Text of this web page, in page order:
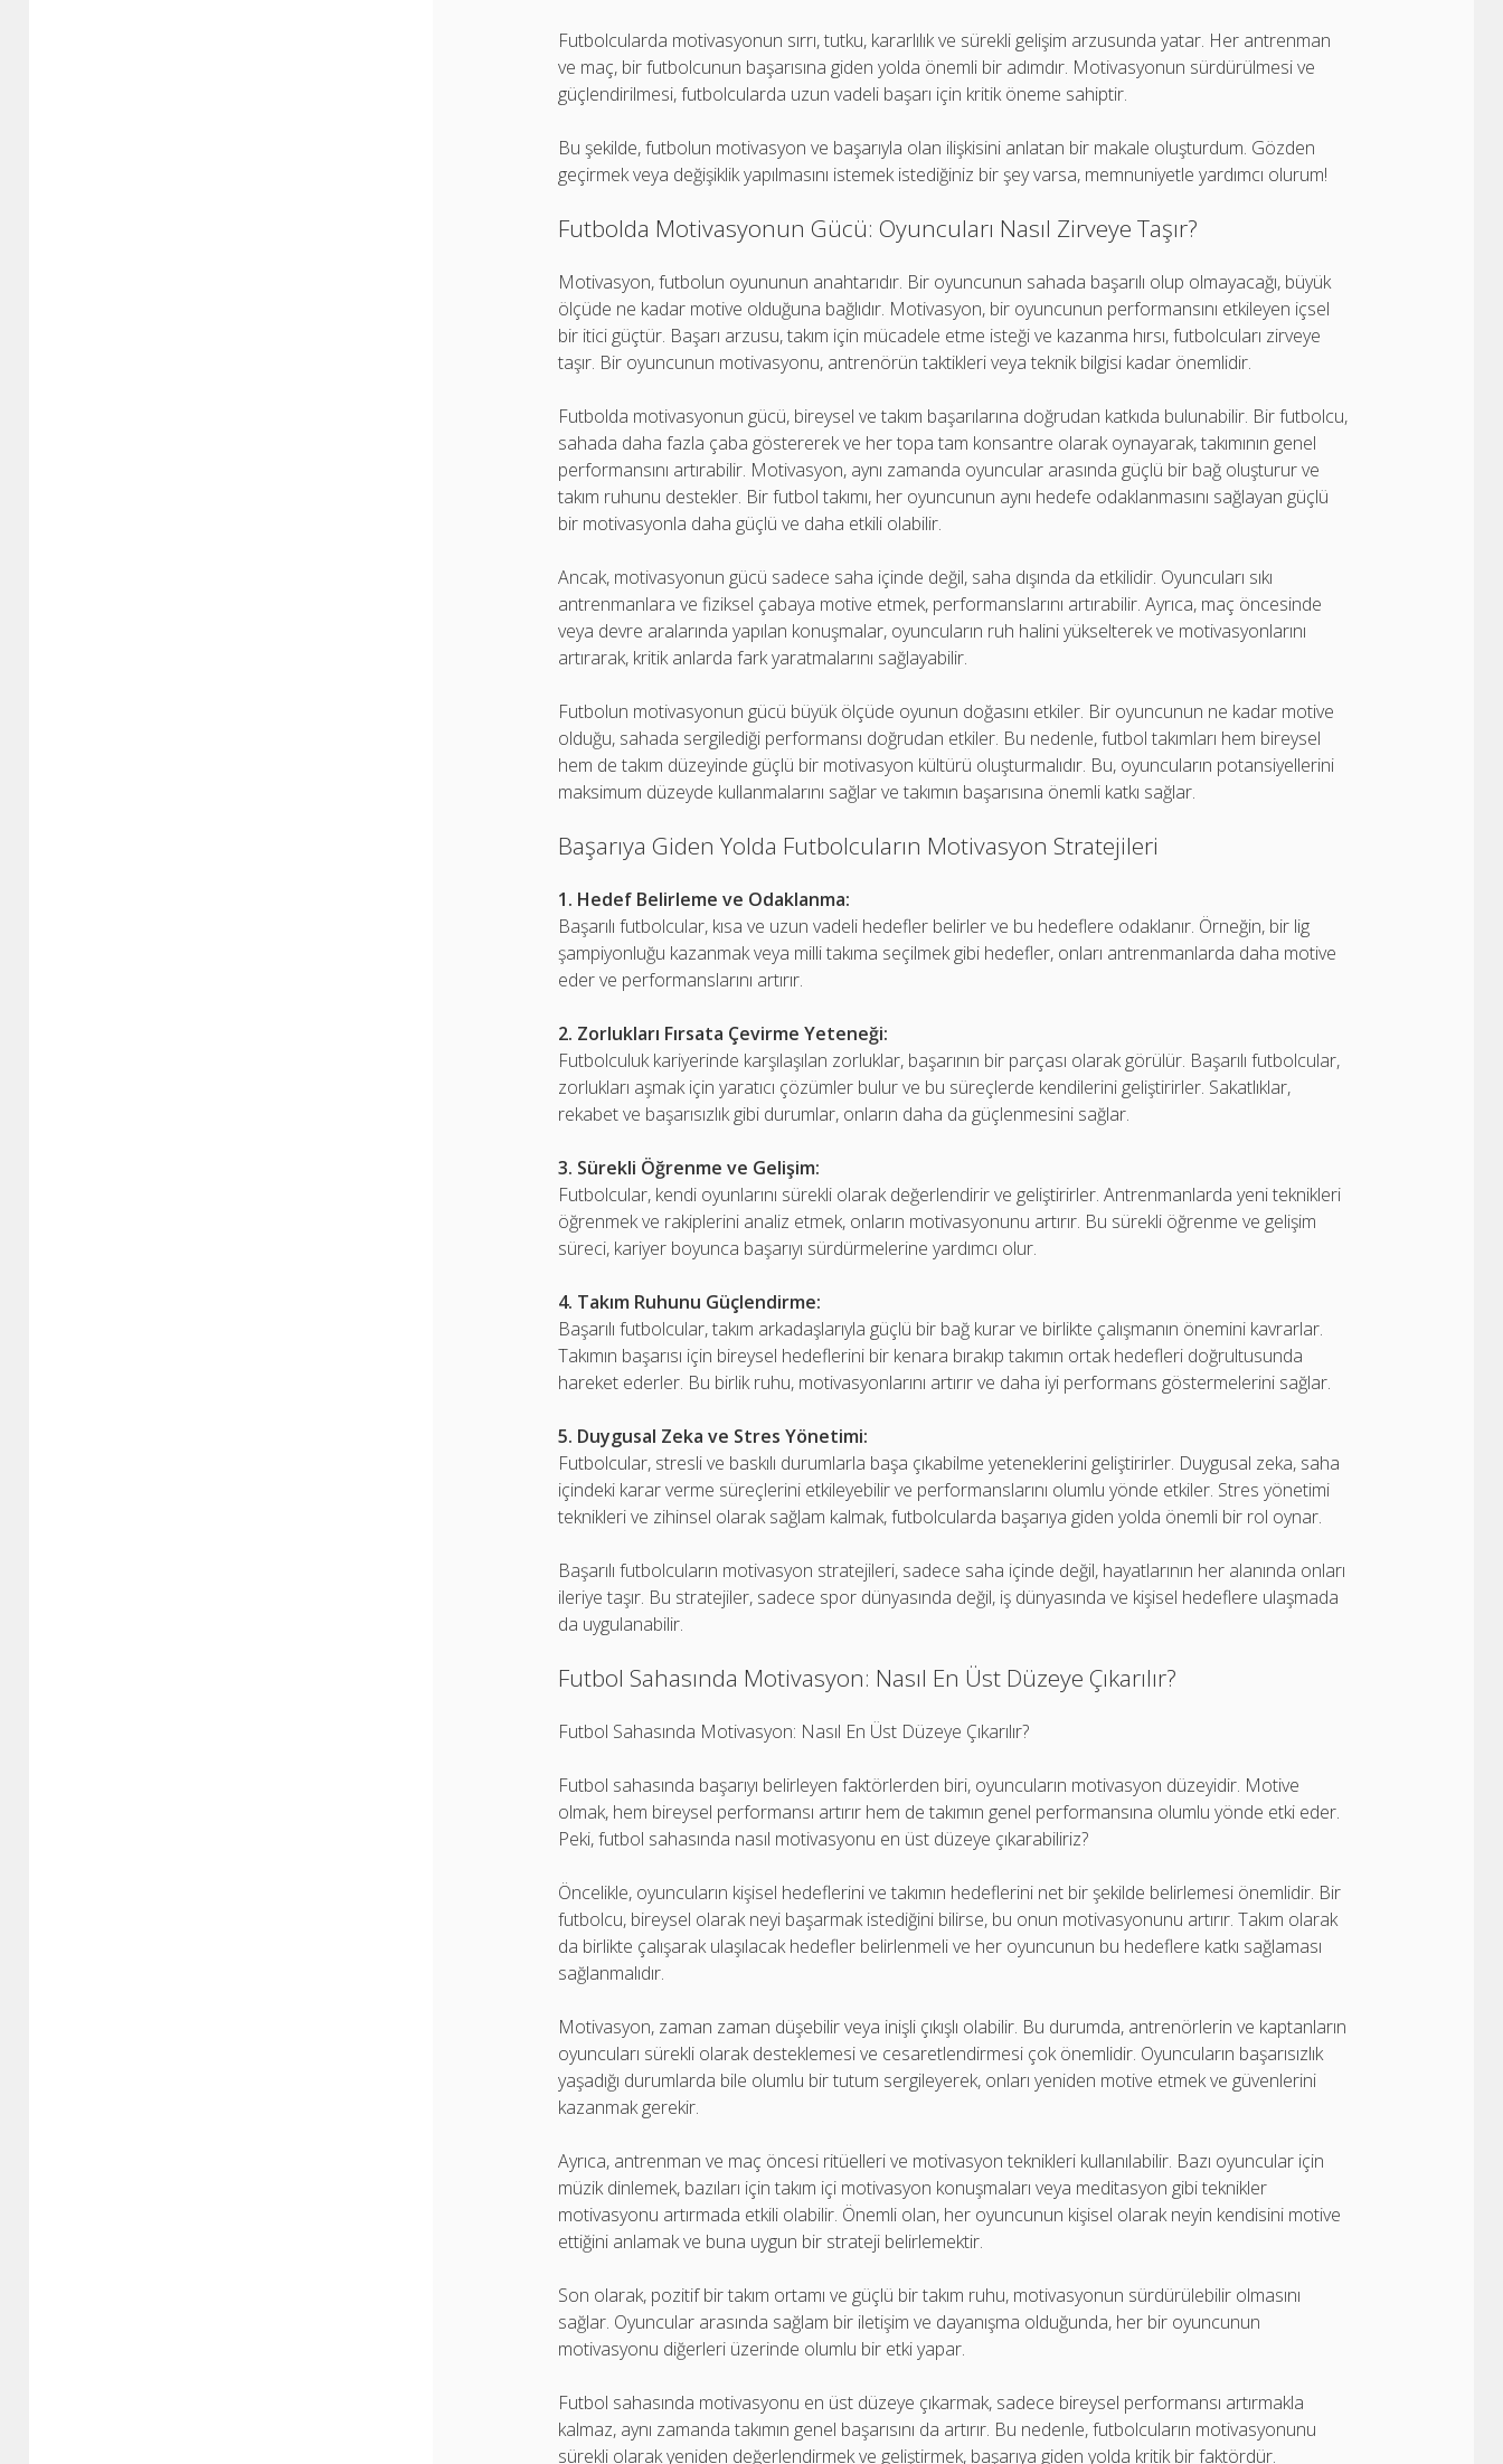
Futbolcularda motivasyonun sırrı, tutku, kararlılık ve sürekli gelişim arzusunda yatar. Her antrenman
ve maç, bir futbolcunun başarısına giden yolda önemli bir adımdır. Motivasyonun sürdürülmesi ve
güçlendirilmesi, futbolcularda uzun vadeli başarı için kritik öneme sahiptir.
Bu şekilde, futbolun motivasyon ve başarıyla olan ilişkisini anlatan bir makale oluşturdum. Gözden
geçirmek veya değişiklik yapılmasını istemek istediğiniz bir şey varsa, memnuniyetle yardımcı olurum!
Futbolda Motivasyonun Gücü: Oyuncuları Nasıl Zirveye Taşır?
Motivasyon, futbolun oyununun anahtarıdır. Bir oyuncunun sahada başarılı olup olmayacağı, büyük
ölçüde ne kadar motive olduğuna bağlıdır. Motivasyon, bir oyuncunun performansını etkileyen içsel
bir itici güçtür. Başarı arzusu, takım için mücadele etme isteği ve kazanma hırsı, futbolcuları zirveye
taşır. Bir oyuncunun motivasyonu, antrenörün taktikleri veya teknik bilgisi kadar önemlidir.
Futbolda motivasyonun gücü, bireysel ve takım başarılarına doğrudan katkıda bulunabilir. Bir futbolcu,
sahada daha fazla çaba göstererek ve her topa tam konsantre olarak oynayarak, takımının genel
performansını artırabilir. Motivasyon, aynı zamanda oyuncular arasında güçlü bir bağ oluşturur ve
takım ruhunu destekler. Bir futbol takımı, her oyuncunun aynı hedefe odaklanmasını sağlayan güçlü
bir motivasyonla daha güçlü ve daha etkili olabilir.
Ancak, motivasyonun gücü sadece saha içinde değil, saha dışında da etkilidir. Oyuncuları sıkı
antrenmanlara ve fiziksel çabaya motive etmek, performanslarını artırabilir. Ayrıca, maç öncesinde
veya devre aralarında yapılan konuşmalar, oyuncuların ruh halini yükselterek ve motivasyonlarını
artırarak, kritik anlarda fark yaratmalarını sağlayabilir.
Futbolun motivasyonun gücü büyük ölçüde oyunun doğasını etkiler. Bir oyuncunun ne kadar motive
olduğu, sahada sergilediği performansı doğrudan etkiler. Bu nedenle, futbol takımları hem bireysel
hem de takım düzeyinde güçlü bir motivasyon kültürü oluşturmalıdır. Bu, oyuncuların potansiyellerini
maksimum düzeyde kullanmalarını sağlar ve takımın başarısına önemli katkı sağlar.
Başarıya Giden Yolda Futbolcuların Motivasyon Stratejileri
1. Hedef Belirleme ve Odaklanma:
Başarılı futbolcular, kısa ve uzun vadeli hedefler belirler ve bu hedeflere odaklanır. Örneğin, bir lig
şampiyonluğu kazanmak veya milli takıma seçilmek gibi hedefler, onları antrenmanlarda daha motive
eder ve performanslarını artırır.
2. Zorlukları Fırsata Çevirme Yeteneği:
Futbolculuk kariyerinde karşılaşılan zorluklar, başarının bir parçası olarak görülür. Başarılı futbolcular,
zorlukları aşmak için yaratıcı çözümler bulur ve bu süreçlerde kendilerini geliştirirler. Sakatlıklar,
rekabet ve başarısızlık gibi durumlar, onların daha da güçlenmesini sağlar.
3. Sürekli Öğrenme ve Gelişim:
Futbolcular, kendi oyunlarını sürekli olarak değerlendirir ve geliştirirler. Antrenmanlarda yeni teknikleri
öğrenmek ve rakiplerini analiz etmek, onların motivasyonunu artırır. Bu sürekli öğrenme ve gelişim
süreci, kariyer boyunca başarıyı sürdürmelerine yardımcı olur.
4. Takım Ruhunu Güçlendirme:
Başarılı futbolcular, takım arkadaşlarıyla güçlü bir bağ kurar ve birlikte çalışmanın önemini kavrarlar.
Takımın başarısı için bireysel hedeflerini bir kenara bırakıp takımın ortak hedefleri doğrultusunda
hareket ederler. Bu birlik ruhu, motivasyonlarını artırır ve daha iyi performans göstermelerini sağlar.
5. Duygusal Zeka ve Stres Yönetimi:
Futbolcular, stresli ve baskılı durumlarla başa çıkabilme yeteneklerini geliştirirler. Duygusal zeka, saha
içindeki karar verme süreçlerini etkileyebilir ve performanslarını olumlu yönde etkiler. Stres yönetimi
teknikleri ve zihinsel olarak sağlam kalmak, futbolcularda başarıya giden yolda önemli bir rol oynar.
Başarılı futbolcuların motivasyon stratejileri, sadece saha içinde değil, hayatlarının her alanında onları
ileriye taşır. Bu stratejiler, sadece spor dünyasında değil, iş dünyasında ve kişisel hedeflere ulaşmada
da uygulanabilir.
Futbol Sahasında Motivasyon: Nasıl En Üst Düzeye Çıkarılır?
Futbol Sahasında Motivasyon: Nasıl En Üst Düzeye Çıkarılır?
Futbol sahasında başarıyı belirleyen faktörlerden biri, oyuncuların motivasyon düzeyidir. Motive
olmak, hem bireysel performansı artırır hem de takımın genel performansına olumlu yönde etki eder.
Peki, futbol sahasında nasıl motivasyonu en üst düzeye çıkarabiliriz?
Öncelikle, oyuncuların kişisel hedeflerini ve takımın hedeflerini net bir şekilde belirlemesi önemlidir. Bir
futbolcu, bireysel olarak neyi başarmak istediğini bilirse, bu onun motivasyonunu artırır. Takım olarak
da birlikte çalışarak ulaşılacak hedefler belirlenmeli ve her oyuncunun bu hedeflere katkı sağlaması
sağlanmalıdır.
Motivasyon, zaman zaman düşebilir veya inişli çıkışlı olabilir. Bu durumda, antrenörlerin ve kaptanların
oyuncuları sürekli olarak desteklemesi ve cesaretlendirmesi çok önemlidir. Oyuncuların başarısızlık
yaşadığı durumlarda bile olumlu bir tutum sergileyerek, onları yeniden motive etmek ve güvenlerini
kazanmak gerekir.
Ayrıca, antrenman ve maç öncesi ritüelleri ve motivasyon teknikleri kullanılabilir. Bazı oyuncular için
müzik dinlemek, bazıları için takım içi motivasyon konuşmaları veya meditasyon gibi teknikler
motivasyonu artırmada etkili olabilir. Önemli olan, her oyuncunun kişisel olarak neyin kendisini motive
ettiğini anlamak ve buna uygun bir strateji belirlemektir.
Son olarak, pozitif bir takım ortamı ve güçlü bir takım ruhu, motivasyonun sürdürülebilir olmasını
sağlar. Oyuncular arasında sağlam bir iletişim ve dayanışma olduğunda, her bir oyuncunun
motivasyonu diğerleri üzerinde olumlu bir etki yapar.
Futbol sahasında motivasyonu en üst düzeye çıkarmak, sadece bireysel performansı artırmakla
kalmaz, aynı zamanda takımın genel başarısını da artırır. Bu nedenle, futbolcuların motivasyonunu
sürekli olarak yeniden değerlendirmek ve geliştirmek, başarıya giden yolda kritik bir faktördür.